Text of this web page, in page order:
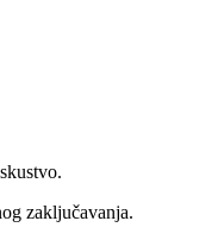
zaključavanja.